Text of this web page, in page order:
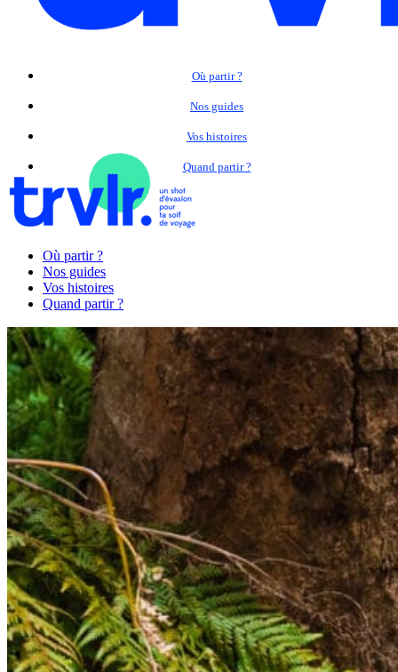
Où partir ?
Nos guides
Vos histoires
Quand partir ?
Où partir ?
Nos guides
Vos histoires
Quand partir ?